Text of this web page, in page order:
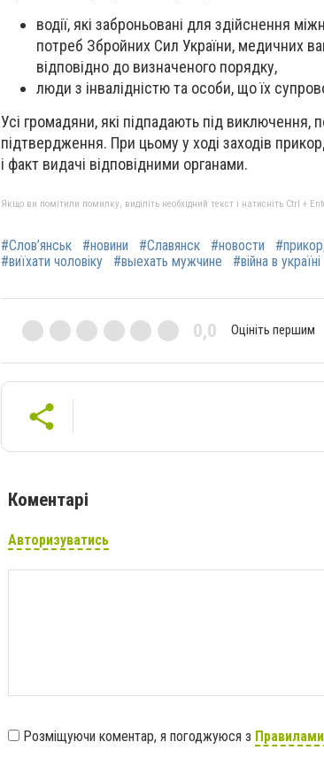
водії, які заброньовані для здійснення
потреб Збройних Сил України, медичних
відповідно до визначеного порядку,
люди з інвалідністю та особи, що їх
Усі громадяни, які підпадають під виключення,
підтвердження. При цьому у ході заходів
і факт видачі відповідними органами.
Якщо ви помітили помилку, виділіть необхідний текст і натисніть Ctrl +
#Слов’янськ #новини #Славянск #новости
#виїхати чоловіку
#выехать мужчине #війна в україні
0,0 Оцініть першим
Коментарі
Авторизуватись
Розміщуючи коментар, я погоджуюся з